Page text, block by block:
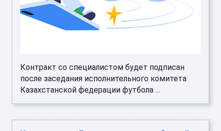
Контракт со специалистом будет подписан
после заседания исполнительного комитета
Казахстанской федерации футбола ...